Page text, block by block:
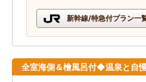
新幹線/特急付プラン一
全室海側＆檜風呂付◆温泉と自